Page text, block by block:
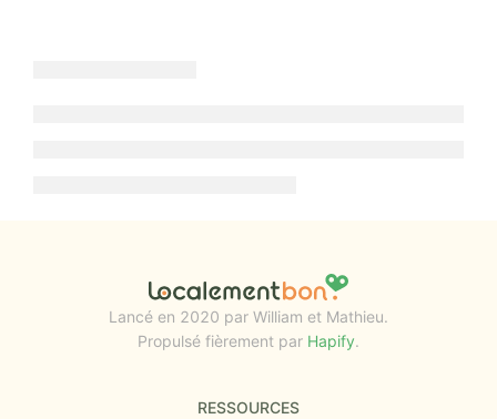
Lancé en 2020 par William et Mathieu.
Propulsé fièrement par Hapify.
RESSOURCES